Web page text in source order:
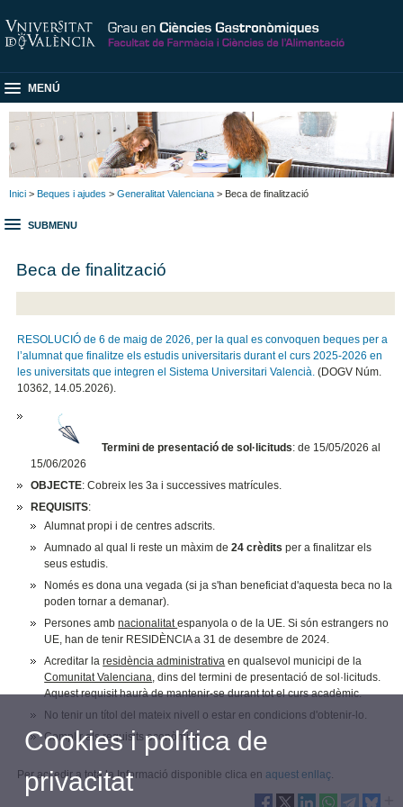
MENÚ
Inici > Beques i ajudes > Generalitat Valenciana > Beca de finalització
SUBMENU
Beca de finalització
RESOLUCIÓ de 6 de maig de 2026, per la qual es convoquen beques per a
l’alumnat que finalitze els estudis universitaris durant el curs 2025-2026 en
les universitats que integren el Sistema Universitari Valencià. (DOGV Núm.
10362, 14.05.2026).
Termini de presentació de sol·licituds: de 15/05/2026 al
15/06/2026
OBJECTE: Cobreix les 3a i successives matrícules.
REQUISITS:
Alumnat propi i de centres adscrits.
Aumnado al qual li reste un màxim de24 crèdits per a finalitzar els
seus estudis.
Només es dona una vegada (si ja s'han beneficiat d'aquesta beca no la
poden tornar a demanar).
Persones ambnacionalitatespanyola o de la UE. Si són estrangers no
UE, han de tenir RESIDÈNCIA a 31 de desembre de 2024.
Acreditar laresidència administrativa en qualsevol municipi de la
Comunitat Valenciana, dins del termini de presentació de sol·licituds.
Aquest requisit haurà de mantenir-se durant tot el curs acadèmic.
No tenir un títol del mateix nivell o estar en condicions d'obtenir-lo.
Complir els requisits econòmics.
Per accedir a tota la Informació disponible clica en aquest enllaç.
Cookies i política de
privacitat